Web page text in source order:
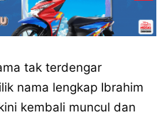
tak terdengar
nama lengkap Ibrahim
kembali muncul dan